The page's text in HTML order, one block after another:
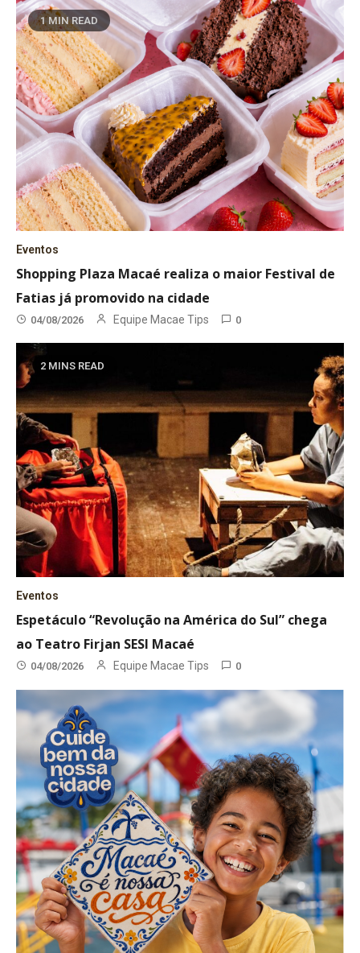
1 MIN READ
Eventos
Shopping Plaza Macaé realiza o maior Festival de
Fatias já promovido na cidade
04/08/2026 Equipe Macae Tips 0
2 MINS READ
Eventos
Espetáculo “Revolução na América do Sul” chega
ao Teatro Firjan SESI Macaé
04/08/2026 Equipe Macae Tips 0